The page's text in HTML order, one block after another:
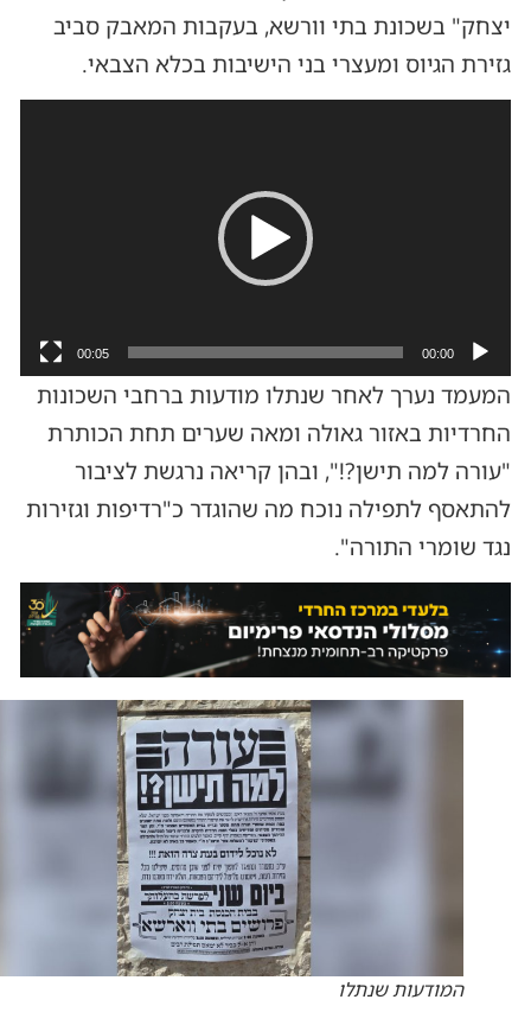
יצחק" בשכונת בתי וורשא, בעקבות המאבק סביב
גזירת הגיוס ומעצרי בני הישיבות בכלא הצבאי.
00:00
00:05
המעמד נערך לאחר שנתלו מודעות ברחבי השכונות
החרדיות באזור גאולה ומאה שערים תחת הכותרת
"עורה למה תישן?!", ובהן קריאה נרגשת לציבור
להתאסף לתפילה נוכח מה שהוגדר כ"רדיפות וגזירות
נגד שומרי התורה".
המודעות שנתלו